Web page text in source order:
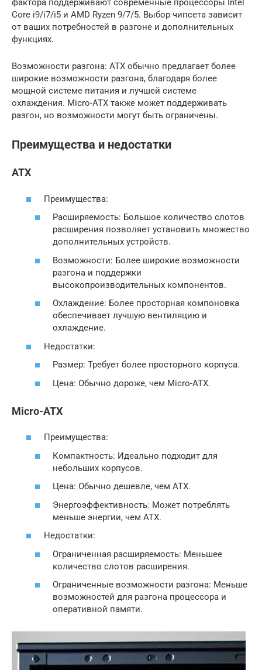
фактора поддерживают современные процессоры Intel
Core i9/i7/i5 и AMD Ryzen 9/7/5. Выбор чипсета зависит
от ваших потребностей в разгоне и дополнительных
функциях.
Возможности разгона: ATX обычно предлагает более
широкие возможности разгона, благодаря более
мощной системе питания и лучшей системе
охлаждения. Micro-ATX также может поддерживать
разгон, но возможности могут быть ограничены.
Преимущества и недостатки
ATX
Преимущества:
Расширяемость: Большое количество слотов
расширения позволяет установить множество
дополнительных устройств.
Возможности: Более широкие возможности
разгона и поддержки
высокопроизводительных компонентов.
Охлаждение: Более просторная компоновка
обеспечивает лучшую вентиляцию и
охлаждение.
Недостатки:
Размер: Требует более просторного корпуса.
Цена: Обычно дороже, чем Micro-ATX.
Micro-ATX
Преимущества:
Компактность: Идеально подходит для
небольших корпусов.
Цена: Обычно дешевле, чем ATX.
Энергоэффективность: Может потреблять
меньше энергии, чем ATX.
Недостатки:
Ограниченная расширяемость: Меньшее
количество слотов расширения.
Ограниченные возможности разгона: Меньше
возможностей для разгона процессора и
оперативной памяти.